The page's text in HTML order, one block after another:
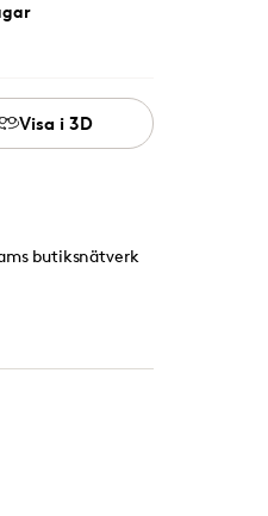
Visa i 3D
butiksnätverk